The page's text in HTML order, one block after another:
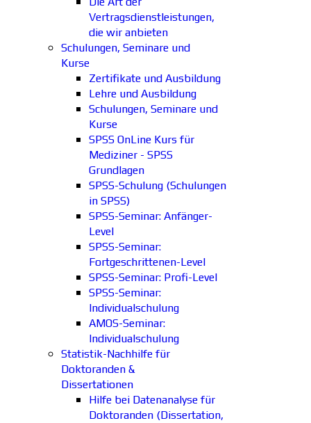
Vertragsdienstleistungen,
die wir anbieten
Schulungen, Seminare und
Kurse
Zertifikate und Ausbildung
Lehre und Ausbildung
Schulungen, Seminare und
Kurse
SPSS OnLine Kurs für
Mediziner - SPSS
Grundlagen
SPSS-Schulung (Schulungen
in SPSS)
SPSS-Seminar: Anfänger-
Level
SPSS-Seminar:
Fortgeschrittenen-Level
SPSS-Seminar: Profi-Level
SPSS-Seminar:
Individualschulung
AMOS-Seminar:
Individualschulung
Statistik-Nachhilfe für
Doktoranden &
Dissertationen
Hilfe bei Datenanalyse für
Doktoranden (Dissertation,